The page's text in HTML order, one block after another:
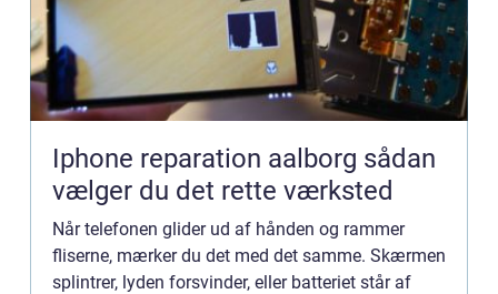
Iphone reparation aalborg sådan
vælger du det rette værksted
Når telefonen glider ud af hånden og rammer
fliserne, mærker du det med det samme. Skærmen
splintrer, lyden forsvinder, eller batteriet står af